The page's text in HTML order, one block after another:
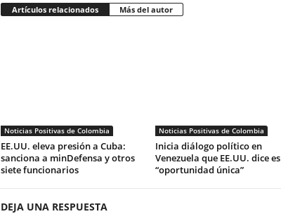
Artículos relacionados Más del autor
Noticias Positivas de Colombia
EE.UU. eleva presión a Cuba:
sanciona a minDefensa y otros
siete funcionarios
Noticias Positivas de Colombia
Inicia diálogo político en
Venezuela que EE.UU. dice es
“oportunidad única”
DEJA UNA RESPUESTA